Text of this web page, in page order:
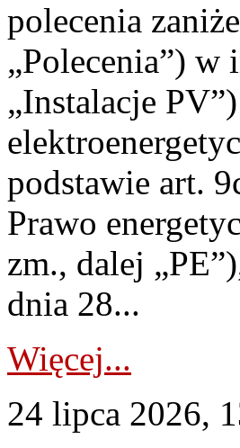
polecenia
„Polecenia”)
„Instalacje
podstawie art.
Prawo
zm., dalej
dnia 28...
Więcej...
24 lipca 2026,